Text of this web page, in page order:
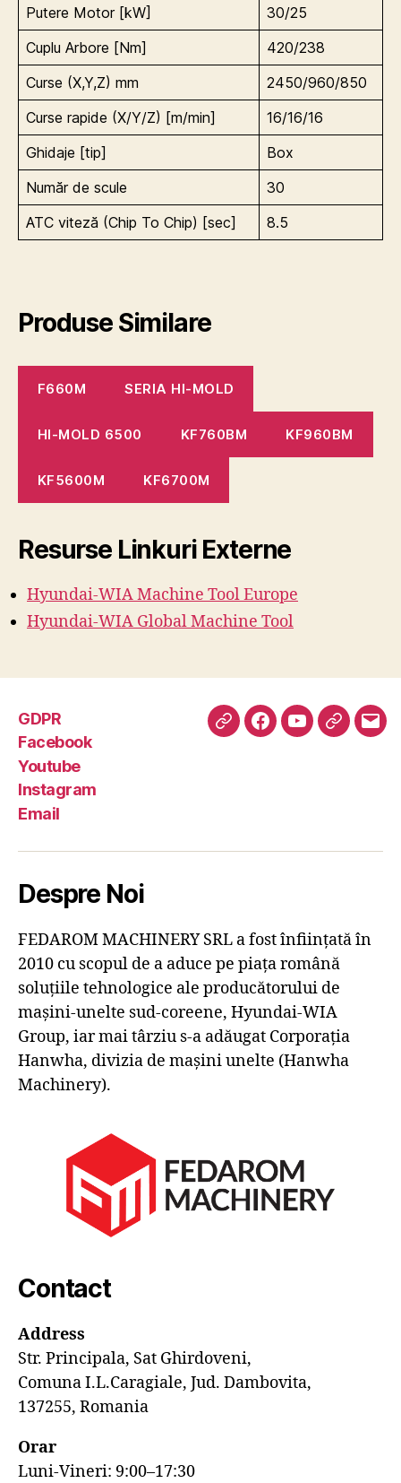
Putere Motor [kW]
30/25
Cuplu Arbore [Nm]
420/238
Curse (X,Y,Z) mm
2450/960/850
Curse rapide (X/Y/Z) [m/min]
16/16/16
Ghidaje [tip]
Box
Număr de scule
30
ATC viteză (Chip To Chip) [sec]
8.5
Produse Similare
F660M SERIA HI-MOLD
HI-MOLD 6500 KF760BM KF960BM
KF5600M KF6700M
Resurse Linkuri Externe
Hyundai-WIA Machine ToolEurope
Hyundai-WIA Global Machine Tool
GDPR
Facebook
Youtube
Instagram
Email
GDPRFacebook
Youtube
Despre Noi
FEDAROM MACHINERY SRL a fost înființată în
2010 cu scopul de a aduce pe piața română
soluțiile tehnologice ale producătorului de
mașini-unelte sud-coreene, Hyundai-WIA
Group, iar mai târziu s-a adăugat Corporația
Hanwha, divizia de mașini unelte (Hanwha
Machinery).
Contact
Address
Str. Principala, Sat Ghirdoveni,
Comuna I.L.Caragiale, Jud. Dambovita,
137255, Romania
Orar
Luni-Vineri: 9:00–17:30